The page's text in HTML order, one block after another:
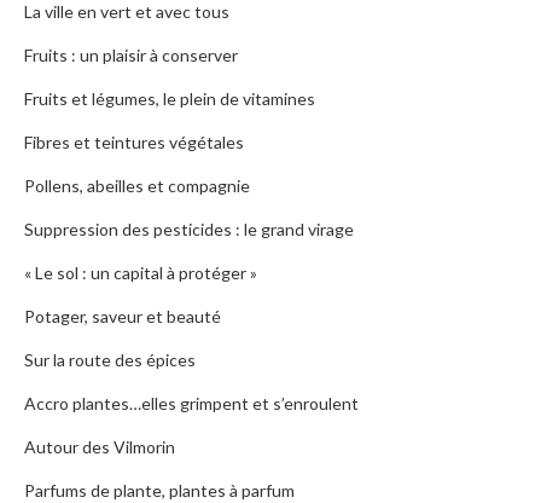
La ville en vert et avec tous
Fruits : un plaisir à conserver
Fruits et légumes, le plein de vitamines
Fibres et teintures végétales
Pollens, abeilles et compagnie
Suppression des pesticides : le grand virage
« Le sol : un capital à protéger »
Potager, saveur et beauté
Sur la route des épices
Accro plantes…elles grimpent et s’enroulent
Autour des Vilmorin
Parfums de plante, plantes à parfum